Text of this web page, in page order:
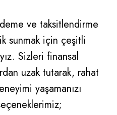
ve taksitlendirme
sunmak için çeşitli
Sizleri finansal
uzak tutarak, rahat
yaşamanızı